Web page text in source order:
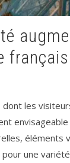
français
les
éléments
pour une